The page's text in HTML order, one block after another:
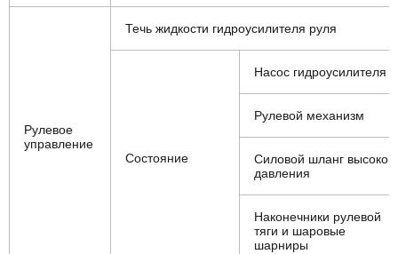
Рулевое
управление
Течь жидкости гидроусилителя руля
Состояние
Насос гидроусилителя
Рулевой механизм
Силовой шланг
давления
Наконечники рулевой
тяги и шаровые
шарниры